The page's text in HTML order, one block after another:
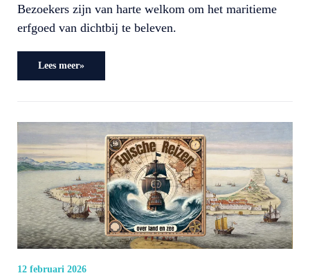
Bezoekers zijn van harte welkom om het maritieme
erfgoed van dichtbij te beleven.
Lees meer»
12 februari 2026